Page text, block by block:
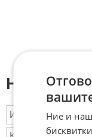
Напиши
Ние и